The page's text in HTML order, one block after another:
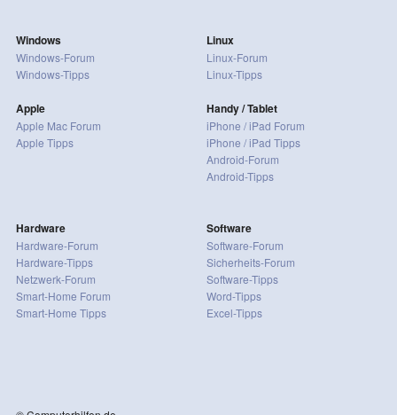
Windows
Windows-Forum
Windows-Tipps
Apple
Apple Mac Forum
Apple Tipps
Linux
Linux-Forum
Linux-Tipps
Handy / Tablet
iPhone / iPad Forum
iPhone / iPad Tipps
Android-Forum
Android-Tipps
Hardware
Hardware-Forum
Hardware-Tipps
Netzwerk-Forum
Smart-Home Forum
Smart-Home Tipps
Software
Software-Forum
Sicherheits-Forum
Software-Tipps
Word-Tipps
Excel-Tipps